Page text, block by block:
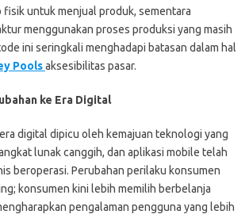
fisik untuk menjual produk, sementara
menggunakan proses produksi yang masih
ini seringkali menghadapi batasan dalam hal
Poolsaksesibilitas pasar.
ke Era Digital
digital dipicu oleh kemajuan teknologi yang
lunak canggih, dan aplikasi mobile telah
beroperasi. Perubahan perilaku konsumen
konsumen kini lebih memilih berbelanja
pengalaman pengguna yang lebih